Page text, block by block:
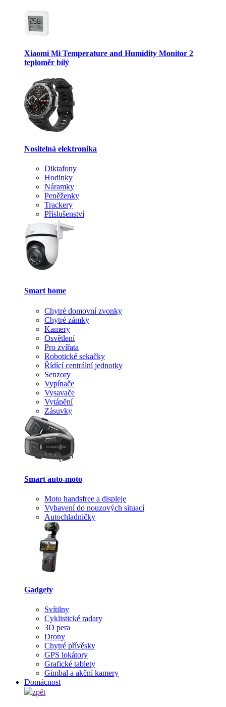
Xiaomi Mi Temperature and Humidity Monitor 2
teploměr bílý
Nositelná elektronika
Diktafony
Hodinky
Náramky
Peněženky
Trackery
Příslušenství
Smart home
Chytré domovní zvonky
Chytré zámky
Kamery
Osvětlení
Pro zvířata
Robotické sekačky
Řídící centrální jednotky
Senzory
Vypínače
Vysavače
Vytápění
Zásuvky
Smart auto-moto
Moto handsfree a displeje
Vybavení do nouzových situací
Autochladničky
Gadgety
Svítilny
Cyklistické radary
3D pera
Drony
Chytré přívěsky
GPS lokátory
Grafické tablety
Gimbal a akční kamery
Domácnost
zpět